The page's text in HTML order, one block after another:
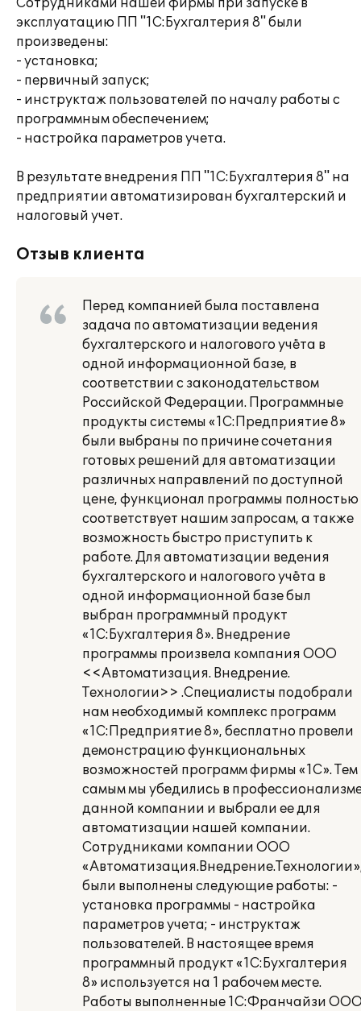
Сотрудниками нашей фирмы при запуске в
эксплуатацию ПП "1C:Бухгалтерия 8" были
произведены:
- установка;
- первичный запуск;
- инструктаж пользователей по началу работы с
программным обеспечением;
- настройка параметров учета.
В результате внедрения ПП "1C:Бухгалтерия 8" на
предприятии автоматизирован бухгалтерский и
налоговый учет.
Отзыв клиента
Перед компанией была поставлена
задача по автоматизации ведения
бухгалтерского и налогового учёта в
одной информационной базе, в
соответствии с законодательством
Российской Федерации. Программные
продукты системы «1С:Предприятие 8»
были выбраны по причине сочетания
готовых решений для автоматизации
различных направлений по доступной
цене, функционал программы полностью
соответствует нашим запросам, а также
возможность быстро приступить к
работе. Для автоматизации ведения
бухгалтерского и налогового учёта в
одной информационной базе был
выбран программный продукт
«1С:Бухгалтерия 8». Внедрение
программы произвела компания ООО
<<Автоматизация. Внедрение.
Технологии>> .Специалисты подобрали
нам необходимый комплекс программ
«1С:Предприятие 8», бесплатно провели
демонстрацию функциональных
возможностей программ фирмы «1С». Тем
самым мы убедились в
данной компании и выбрали ее для
автоматизации нашей компании.
Сотрудниками компании ООО
были выполнены следующие работы: -
установка программы - настройка
параметров учета; - инструктаж
пользователей. В настоящее время
программный продукт «1С:Бухгалтерия
8» используется на 1 рабочем месте.
Работы выполненные 1С:Франчайзи